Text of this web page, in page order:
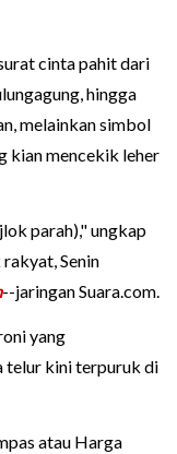
cinta pahit dari
hingga
melainkan simbol
kian mencekik leher
parah)," ungkap
Senin
--jaringan Suara.com.
yang
telur kini terpuruk di
atau Harga